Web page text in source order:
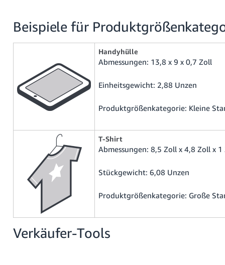
Beispiele für
Handyhülle
Abmessungen: 13,8 x 9 x 0,7 Zoll
Einheitsgewicht: 2,88 Unzen
Produktgrößenkategorie: Kleine
T-Shirt
Abmessungen: 8,5 Zoll x 4,8 Zoll x 1
Stückgewicht: 6,08 Unzen
Produktgrößenkategorie: Große
Verkäufer-Tools